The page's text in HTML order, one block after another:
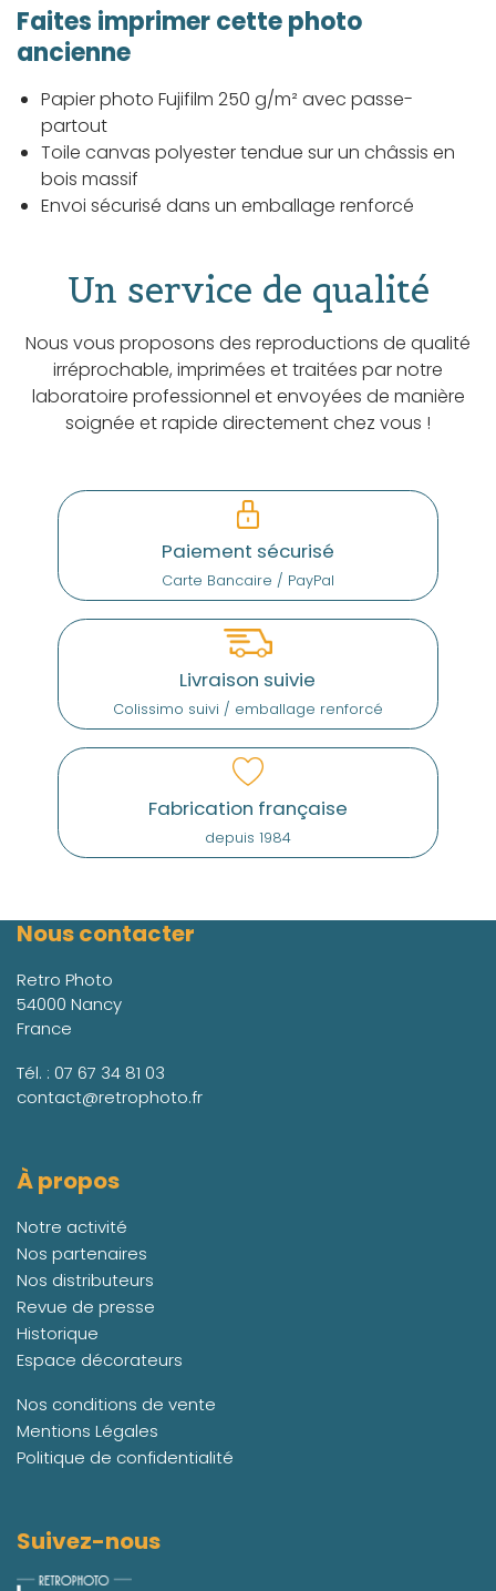
Faites imprimer cette photo
ancienne
Papier photo Fujifilm 250 g/m² avec passe-
partout
Toile canvas polyester tendue sur un châssis en
bois massif
Envoi sécurisé dans un emballage renforcé
Un service de qualité
Nous vous proposons des reproductions de qualité
irréprochable, imprimées et traitées par notre
laboratoire professionnel et envoyées de manière
soignée et rapide directement chez vous !
Paiement sécurisé
Carte Bancaire / PayPal
Livraison suivie
Colissimo suivi / emballage renforcé
Fabrication française
depuis 1984
Nous contacter
Retro Photo
54000 Nancy
France
Tél. : 07 67 34 81 03
contact@retrophoto.fr
À propos
Notre activité
Nos partenaires
Nos distributeurs
Revue de presse
Historique
Espace décorateurs
Nos conditions de vente
Mentions Légales
Politique de confidentialité
Suivez-nous